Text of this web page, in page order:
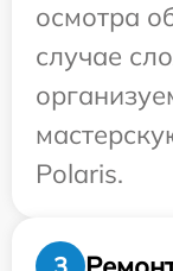
осмотра
случае
Polaris.